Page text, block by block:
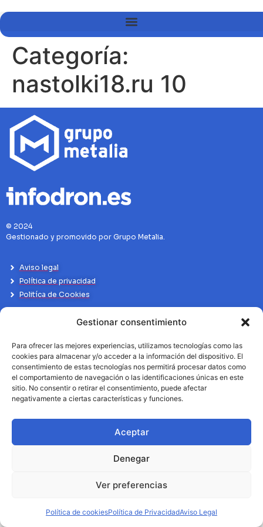
Gestionar consentimiento
Para ofrecer las mejores experiencias, utilizamos tecnologías como las
cookies para almacenar y/o acceder a la información del dispositivo. El
consentimiento de estas tecnologías nos permitirá procesar datos como
el comportamiento de navegación o las identificaciones únicas en este
sitio. No consentir o retirar el consentimiento, puede afectar
negativamente a ciertas características y funciones.
Aceptar
Denegar
Ver preferencias
Política de cookiesPolítica de PrivacidadAviso Legal
Categoría:
nastolki18.ru 10
© 2024
Gestionado y promovido por Grupo Metalia.
Aviso legal
Política de privacidad
Politíca de Cookies